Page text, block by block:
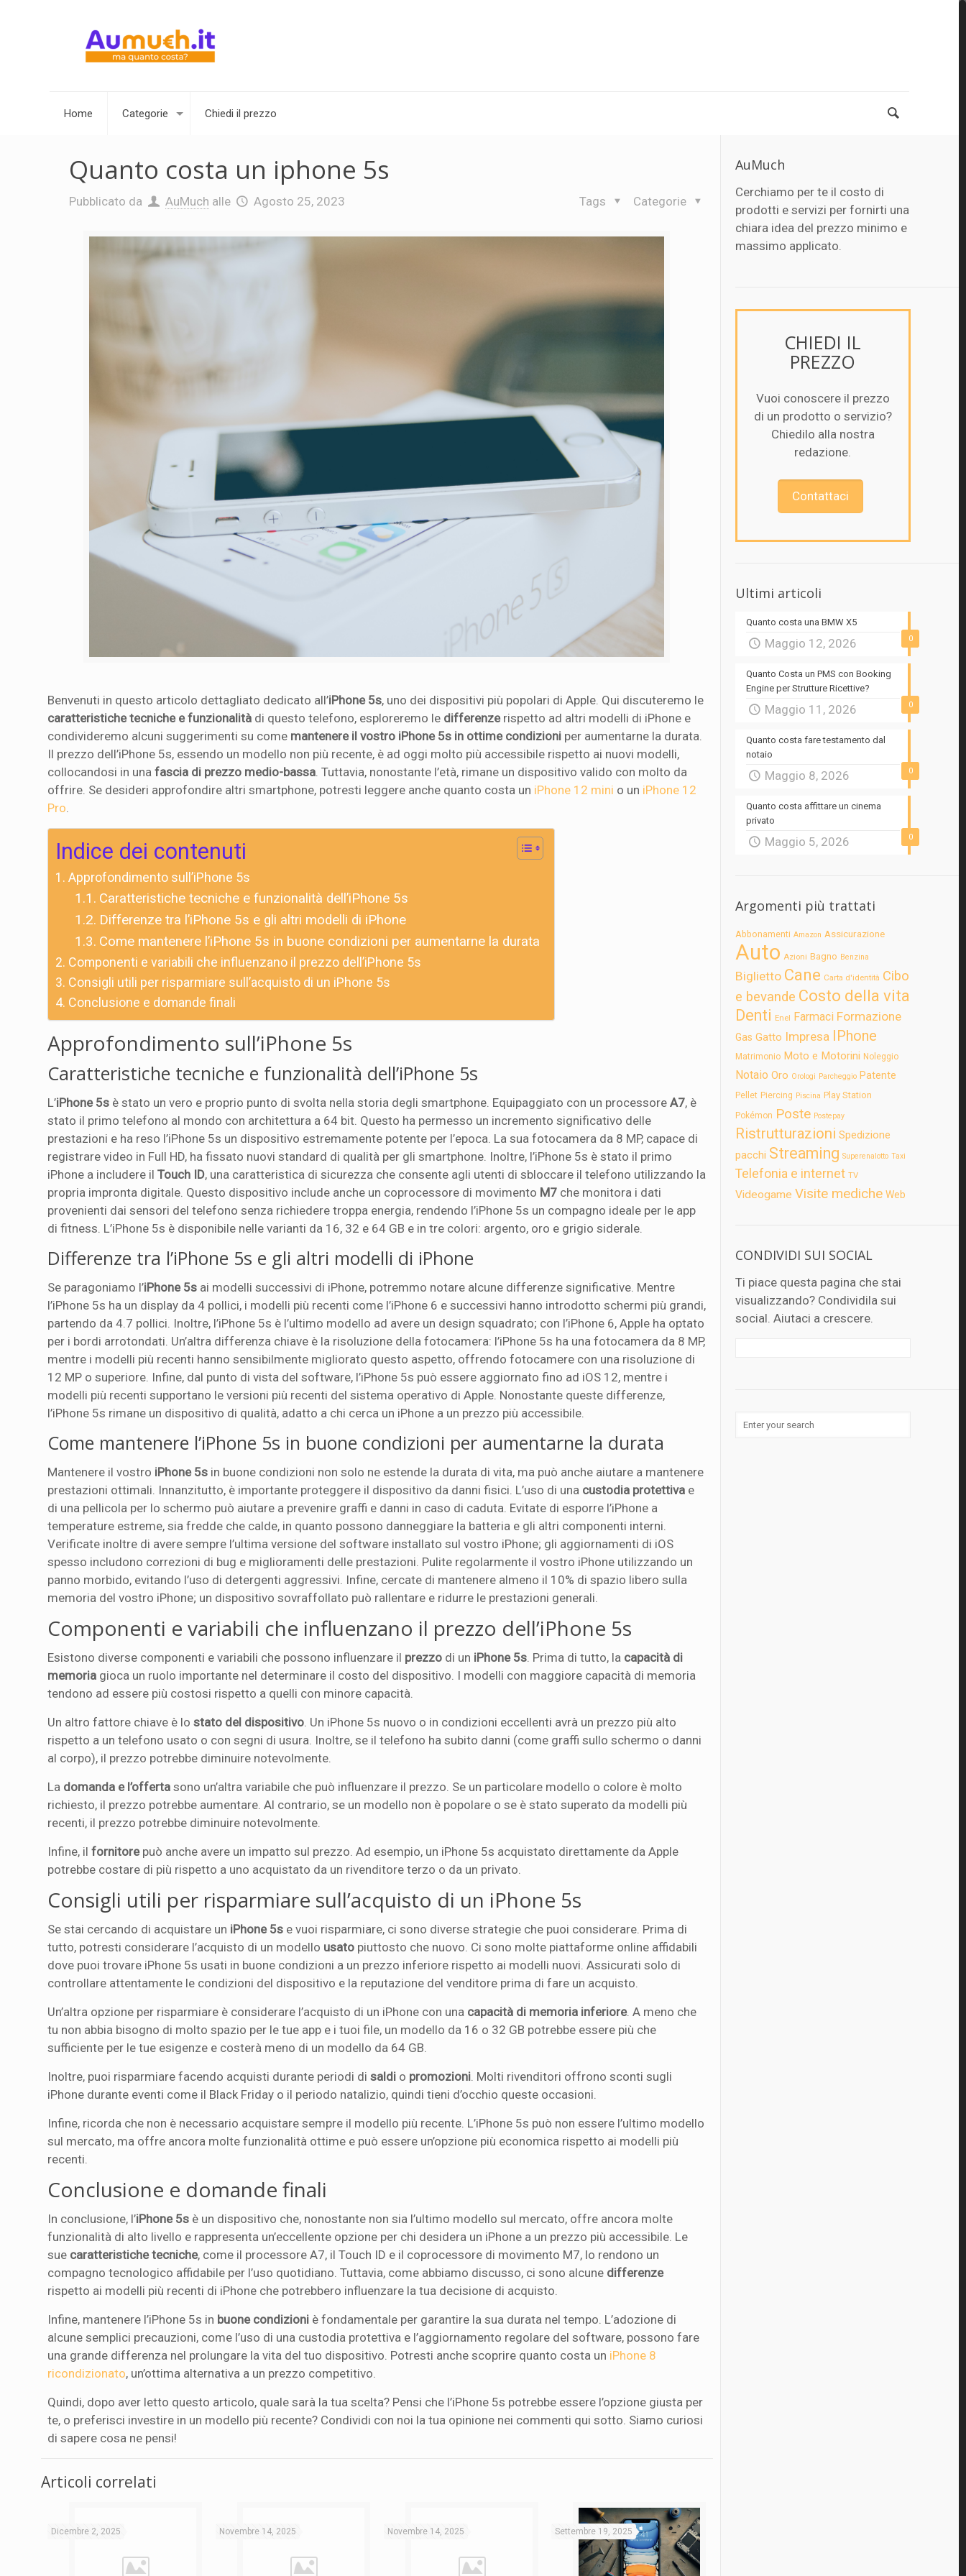
Home Categorie Chiedi il prezzo
Quanto costa un iphone 5s
Pubblicato da AuMuch alle Agosto 25, 2023 Categorie
Tags
Benvenuti in questo articolo dettagliato dedicato all’iPhone 5s, uno dei dispositivi più popolari di Apple. Qui discuteremo le
caratteristiche tecniche e funzionalità di questo telefono, esploreremo le differenzerispetto ad altri modelli di iPhone e
condivideremo alcuni suggerimenti su come mantenere il vostro iPhone 5s in ottime condizioni per aumentarne la durata.
Il prezzo dell’iPhone 5s, essendo un modello non più recente, è ad oggi molto più accessibile rispetto ai nuovi modelli,
collocandosi in unafascia di prezzo medio-bassa. Tuttavia, nonostante l’età, rimane un dispositivo valido con molto da
offrire. Se desideri approfondire altri smartphone, potresti leggere anche quanto costa un iPhone 12 mini o un iPhone 12
Pro.
Indice dei contenuti
Approfondimento sull’iPhone 5s
Caratteristiche tecniche e funzionalità dell’iPhone 5s
Differenze tra l’iPhone 5s e gli altri modelli di iPhone
Come mantenere l’iPhone 5s in buone condizioni per aumentarne la durata
Componenti e variabili che influenzano il prezzo dell’iPhone 5s
Consigli utili per risparmiare sull’acquisto di un iPhone 5s
Conclusione e domande finali
Approfondimento sull’iPhone 5s
Caratteristiche tecniche e funzionalità dell’iPhone 5s
L’iPhone 5s è stato un vero e proprio punto di svolta nella storia degli smartphone. Equipaggiato con un processoreA7, è
stato il primo telefono al mondo con architettura a 64 bit. Questo ha permesso un incremento significativo delle
prestazioni e ha reso l’iPhone 5s un dispositivo estremamente potente per l’epoca. La sua fotocamera da 8 MP, capace di
registrare video in Full HD, ha fissato nuovi standard di qualità per gli smartphone. Inoltre, l’iPhone 5s è stato il primo
iPhone a includere ilTouch ID, una caratteristica di sicurezza che consente agli utenti di sbloccare il telefono utilizzando la
propria impronta digitale. Questo dispositivo include anche un coprocessore di movimento M7 che monitora i dati
provenienti dai sensori del telefono senza richiedere troppa energia, rendendo l’iPhone 5s un compagno ideale per le app
di fitness. L’iPhone 5s è disponibile nelle varianti da 16, 32 e 64 GB e in tre colori: argento, oro e grigio siderale.
Differenze tra l’iPhone 5s e gli altri modelli di iPhone
Se paragoniamo l’iPhone 5s ai modelli successivi di iPhone, potremmo notare alcune differenze significative. Mentre
l’iPhone 5s ha un display da 4 pollici, i modelli più recenti come l’iPhone 6 e successivi hanno introdotto schermi più grandi,
partendo da 4.7 pollici. Inoltre, l’iPhone 5s è l’ultimo modello ad avere un design squadrato; con l’iPhone 6, Apple ha optato
per i bordi arrotondati. Un’altra differenza chiave è la risoluzione della fotocamera: l’iPhone 5s ha una fotocamera da 8 MP,
mentre i modelli più recenti hanno sensibilmente migliorato questo aspetto, offrendo fotocamere con una risoluzione di
12 MP o superiore. Infine, dal punto di vista del software, l’iPhone 5s può essere aggiornato fino ad iOS 12, mentre i
modelli più recenti supportano le versioni più recenti del sistema operativo di Apple. Nonostante queste differenze,
l’iPhone 5s rimane un dispositivo di qualità, adatto a chi cerca un iPhone a un prezzo più accessibile.
Come mantenere l’iPhone 5s in buone condizioni per aumentarne la durata
Mantenere il vostro iPhone 5s in buone condizioni non solo ne estende la durata di vita, ma può anche aiutare a mantenere
prestazioni ottimali. Innanzitutto, è importante proteggere il dispositivo da danni fisici. L’uso di una custodia protettiva e
di una pellicola per lo schermo può aiutare a prevenire graffi e danni in caso di caduta. Evitate di esporre l’iPhone a
temperature estreme, sia fredde che calde, in quanto possono danneggiare la batteria e gli altri componenti interni.
Verificate inoltre di avere sempre l’ultima versione del software installato sul vostro iPhone; gli aggiornamenti di iOS
spesso includono correzioni di bug e miglioramenti delle prestazioni. Pulite regolarmente il vostro iPhone utilizzando un
panno morbido, evitando l’uso di detergenti aggressivi. Infine, cercate di mantenere almeno il 10% di spazio libero sulla
memoria del vostro iPhone; un dispositivo sovraffollato può rallentare e ridurre le prestazioni generali.
Componenti e variabili che influenzano il prezzo dell’iPhone 5s
Esistono diverse componenti e variabili che possono influenzare il prezzo di un iPhone 5s. Prima di tutto, la capacità di
memoria gioca un ruolo importante nel determinare il costo del dispositivo. I modelli con maggiore capacità di memoria
tendono ad essere più costosi rispetto a quelli con minore capacità.
Un altro fattore chiave è lostato del dispositivo. Un iPhone 5s nuovo o in condizioni eccellenti avrà un prezzo più alto
rispetto a un telefono usato o con segni di usura. Inoltre, se il telefono ha subito danni (come graffi sullo schermo o danni
al corpo), il prezzo potrebbe diminuire notevolmente.
La domanda e l’offerta sono un’altra variabile che può influenzare il prezzo. Se un particolare modello o colore è molto
richiesto, il prezzo potrebbe aumentare. Al contrario, se un modello non è popolare o se è stato superato da modelli più
recenti, il prezzo potrebbe diminuire notevolmente.
Infine, ilfornitorepuò anche avere un impatto sul prezzo. Ad esempio, un iPhone 5s acquistato direttamente da Apple
potrebbe costare di più rispetto a uno acquistato da un rivenditore terzo o da un privato.
Consigli utili per risparmiare sull’acquisto di un iPhone 5s
Se stai cercando di acquistare un iPhone 5s e vuoi risparmiare, ci sono diverse strategie che puoi considerare. Prima di
tutto, potresti considerare l’acquisto di un modello usato piuttosto che nuovo. Ci sono molte piattaforme online affidabili
dove puoi trovare iPhone 5s usati in buone condizioni a un prezzo inferiore rispetto ai modelli nuovi. Assicurati solo di
controllare attentamente le condizioni del dispositivo e la reputazione del venditore prima di fare un acquisto.
Un’altra opzione per risparmiare è considerare l’acquisto di un iPhone con una capacità di memoria inferiore. A meno che
tu non abbia bisogno di molto spazio per le tue app e i tuoi file, un modello da 16 o 32 GB potrebbe essere più che
sufficiente per le tue esigenze e costerà meno di un modello da 64 GB.
Inoltre, puoi risparmiare facendo acquisti durante periodi disaldi o promozioni. Molti rivenditori offrono sconti sugli
iPhone durante eventi come il Black Friday o il periodo natalizio, quindi tieni d’occhio queste occasioni.
Infine, ricorda che non è necessario acquistare sempre il modello più recente. L’iPhone 5s può non essere l’ultimo modello
sul mercato, ma offre ancora molte funzionalità ottime e può essere un’opzione più economica rispetto ai modelli più
recenti.
Conclusione e domande finali
In conclusione, l’iPhone 5s è un dispositivo che, nonostante non sia l’ultimo modello sul mercato, offre ancora molte
funzionalità di alto livello e rappresenta un’eccellente opzione per chi desidera un iPhone a un prezzo più accessibile. Le
sue caratteristiche tecniche, come il processore A7, il Touch ID e il coprocessore di movimento M7, lo rendono un
compagno tecnologico affidabile per l’uso quotidiano. Tuttavia, come abbiamo discusso, ci sono alcune differenze
rispetto ai modelli più recenti di iPhone che potrebbero influenzare la tua decisione di acquisto.
Infine, mantenere l’iPhone 5s in buone condizioni è fondamentale per garantire la sua durata nel tempo. L’adozione di
alcune semplici precauzioni, come l’uso di una custodia protettiva e l’aggiornamento regolare del software, possono fare
una grande differenza nel prolungare la vita del tuo dispositivo. Potresti anche scoprire quanto costa un iPhone 8
ricondizionato, un’ottima alternativa a un prezzo competitivo.
Quindi, dopo aver letto questo articolo, quale sarà la tua scelta? Pensi che l’iPhone 5s potrebbe essere l’opzione giusta per
te, o preferisci investire in un modello più recente? Condividi con noi la tua opinione nei commenti qui sotto. Siamo curiosi
di sapere cosa ne pensi!
Articoli correlati
Dicembre 2, 2025 Novembre 14, 2025 Novembre 14, 2025 Settembre 19, 2025
AuMuch
Cerchiamo per te il costo di
prodotti e servizi per fornirti una
chiara idea del prezzo minimo e
massimo applicato.
CHIEDI IL
PREZZO
Vuoi conoscere il prezzo
di un prodotto o servizio?
Chiedilo alla nostra
redazione.
Contattaci
Ultimi articoli
0
Quanto costa una BMW X5
Maggio 12, 2026
0
Quanto Costa un PMS con Booking
Engine per Strutture Ricettive?
Maggio 11, 2026
0
Quanto costa fare testamento dal
notaio
Maggio 8, 2026
0
Quanto costa affittare un cinema
privato
Maggio 5, 2026
Argomenti più trattati
Abbonamenti Amazon Assicurazione
Auto Azioni Bagno Benzina
Biglietto Cane Carta d'identità Cibo
e bevande Costo della vita
Denti Enel Farmaci Formazione
Gas Gatto Impresa IPhone
Matrimonio Moto e Motorini Noleggio
Notaio Oro Orologi Parcheggio Patente
Pellet Piercing Piscina Play Station
Pokémon Poste Postepay
Ristrutturazioni Spedizione
pacchi Streaming Superenalotto Taxi
Telefonia e internet TV
Videogame Visite mediche Web
CONDIVIDI SUI SOCIAL
Ti piace questa pagina che stai
visualizzando? Condividila sui
social. Aiutaci a crescere.